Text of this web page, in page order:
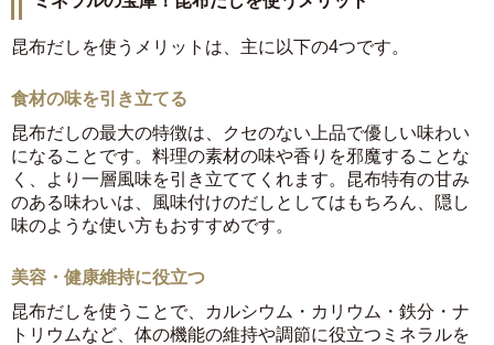
昆布だしを使うメリットは、主に以下の4つです。
食材の味を引き立てる
昆布だしの最大の特徴は、クセのない上品で優しい味わい
になることです。料理の素材の味や香りを邪魔することな
く、より一層風味を引き立ててくれます。昆布特有の甘み
のある味わいは、風味付けのだしとしてはもちろん、隠し
味のような使い方もおすすめです。
美容・健康維持に役立つ
昆布だしを使うことで、カルシウム・カリウム・鉄分・ナ
トリウムなど、体の機能の維持や調節に役立つミネラルを